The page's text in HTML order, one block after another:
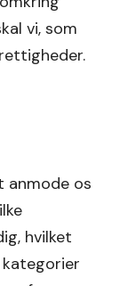
vi, som
os
hvilket